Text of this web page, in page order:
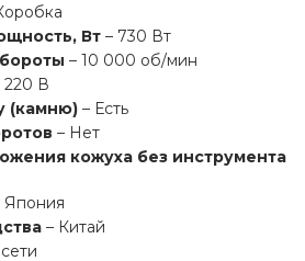
Вт – 730 Вт
– 10 000 об/мин
220 В
(камню) – Есть
– Нет
кожуха без инструмента
Япония
– Китай